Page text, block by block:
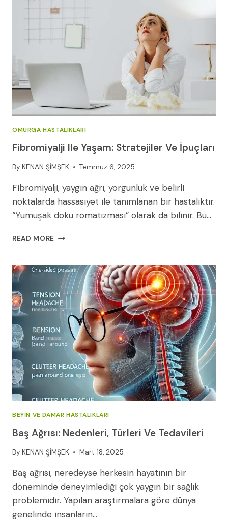
VE
DETAYLI
(2025)
OMURGA HASTALIKLARI
Fibromiyalji Ile Yaşam: Stratejiler Ve İpuçları
By KENAN ŞİMŞEK Temmuz 6, 2025
Fibromiyalji, yaygın ağrı, yorgunluk ve belirli
noktalarda hassasiyet ile tanımlanan bir hastalıktır.
“Yumuşak doku romatizması” olarak da bilinir. Bu…
READ MORE FIBROMIYALJI
STRATEJILER
VE
İPUÇLARI
BEYIN VE DAMAR HASTALIKLARI
Baş Ağrısı: Nedenleri, Türleri Ve Tedavileri
By KENAN ŞİMŞEK Mart 18, 2025
Baş ağrısı, neredeyse herkesin hayatının bir
döneminde deneyimlediği çok yaygın bir sağlık
problemidir. Yapılan araştırmalara göre dünya
genelinde insanların…